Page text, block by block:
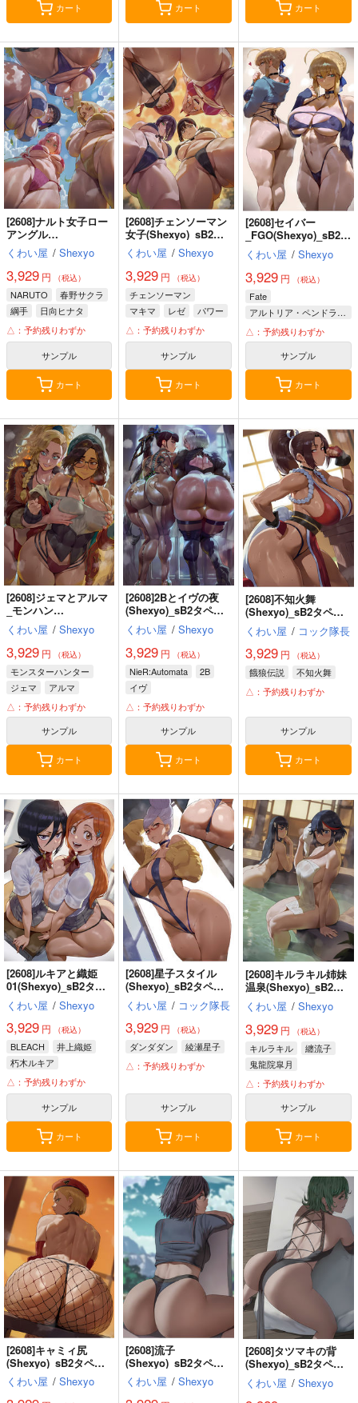
カート カート カート
[2608]ナルト女子ロー
アングル
(Shexyo)_sB2タペス
トリー
くわい屋 / Shexyo
3,929 円 （税込）
NARUTO
春野サクラ
綱手
日向ヒナタ
△：予約残りわずか
サンプル
カート
[2608]チェンソーマン
女子(Shexyo)_sB2タ
ペストリー
くわい屋 / Shexyo
3,929 円 （税込）
チェンソーマン
マキマ
レゼ
パワー
△：予約残りわずか
サンプル
カート
[2608]セイバー
_FGO(Shexyo)_sB2タ
ペストリー
くわい屋 / Shexyo
3,929円 （税込）
Fate
アルトリア・ペンドラゴン
△：予約残りわずか
サンプル
カート
[2608]ジェマとアルマ
_モンハン
(Shexyo)_sB2タペス
トリー
くわい屋 / Shexyo
3,929 円 （税込）
モンスターハンター
ジェマ
アルマ
△：予約残りわずか
サンプル
カート
[2608]2Bとイヴの夜
(Shexyo)_sB2タペス
トリー
くわい屋 / Shexyo
3,929 円 （税込）
NieR:Automata
2B
イヴ
△：予約残りわずか
サンプル
カート
[2608]不知火舞
(Shexyo)_sB2タペス
トリー
くわい屋 / コック隊長
3,929円 （税込）
餓狼伝説
不知火舞
△：予約残りわずか
サンプル
カート
[2608]ルキアと織姫
01(Shexyo)_sB2タペ
ストリー
くわい屋 / Shexyo
3,929 円 （税込）
BLEACH
井上織姫
朽木ルキア
△：予約残りわずか
サンプル
カート
[2608]星子スタイル
(Shexyo)_sB2タペス
トリー
くわい屋 / コック隊長
3,929 円 （税込）
ダンダダン
綾瀬星子
△：予約残りわずか
サンプル
カート
[2608]キルラキル姉妹
温泉(Shexyo)_sB2タ
ペストリー
くわい屋 / Shexyo
3,929円 （税込）
キルラキル
纏流子
鬼龍院皐月
△：予約残りわずか
サンプル
カート
[2608]キャミィ尻
(Shexyo)_sB2タペス
トリー
くわい屋 / Shexyo
[2608]流子
(Shexyo)_sB2タペス
トリー
くわい屋 / Shexyo
[2608]タツマキの背
(Shexyo)_sB2タペス
トリー
くわい屋 / Shexyo